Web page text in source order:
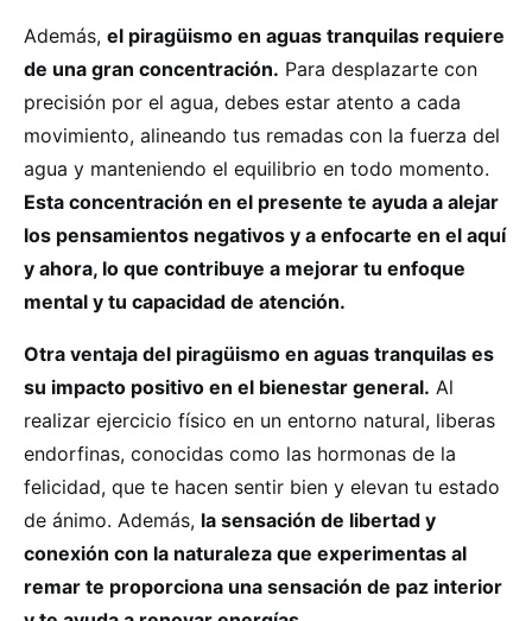
Además, el piragüismo en aguas tranquilas requiere
de una gran concentración. Para desplazarte con
precisión por el agua, debes estar atento a cada
movimiento, alineando tus remadas con la fuerza del
agua y manteniendo el equilibrio en todo momento.
Esta concentración en el presente te ayuda a alejar
los pensamientos negativos y a enfocarte en el aquí
y ahora, lo que contribuye a mejorar tu enfoque
mental y tu capacidad de atención.
Otra ventaja del piragüismo en aguas tranquilas es
su impacto positivo en el bienestar general. Al
realizar ejercicio físico en un entorno natural, liberas
endorfinas, conocidas como las hormonas de la
felicidad, que te hacen sentir bien y elevan tu estado
de ánimo. Además, la sensación de libertad y
conexión con la naturaleza que experimentas al
remar te proporciona una sensación de paz interior